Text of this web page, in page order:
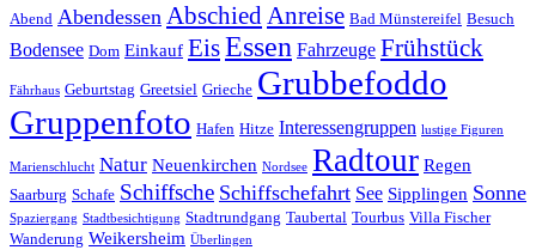
Abend Abendessen AbschiedAnreise Bad Münstereifel Besuch
Bodensee Dom Einkauf EisEssen Fahrzeuge Frühstück
Fährhaus Geburtstag Greetsiel Grieche Grubbefoddo
Gruppenfoto Hafen Hitze Interessengruppen lustige Figuren
Marienschlucht Natur Neuenkirchen Nordsee Radtour Regen
Saarburg Schafe Schiffsche Schiffschefahrt See Sipplingen Sonne
Spaziergang Stadtbesichtigung Stadtrundgang Taubertal Tourbus Villa Fischer
Wanderung Weikersheim Überlingen